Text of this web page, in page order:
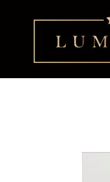
contenido